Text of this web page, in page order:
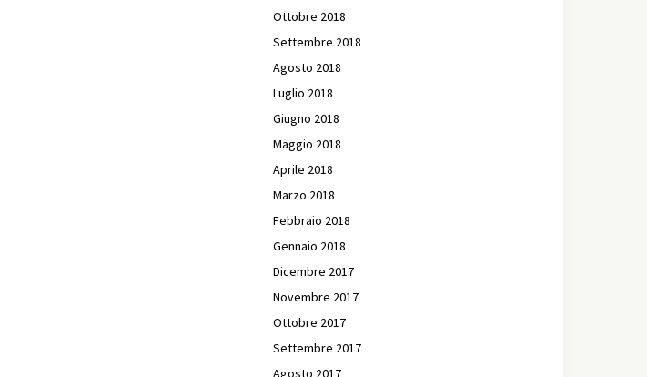
Ottobre 2018
Settembre 2018
Agosto 2018
Luglio 2018
Giugno 2018
Maggio 2018
Aprile 2018
Marzo 2018
Febbraio 2018
Gennaio 2018
Dicembre 2017
Novembre 2017
Ottobre 2017
Settembre 2017
Agosto 2017